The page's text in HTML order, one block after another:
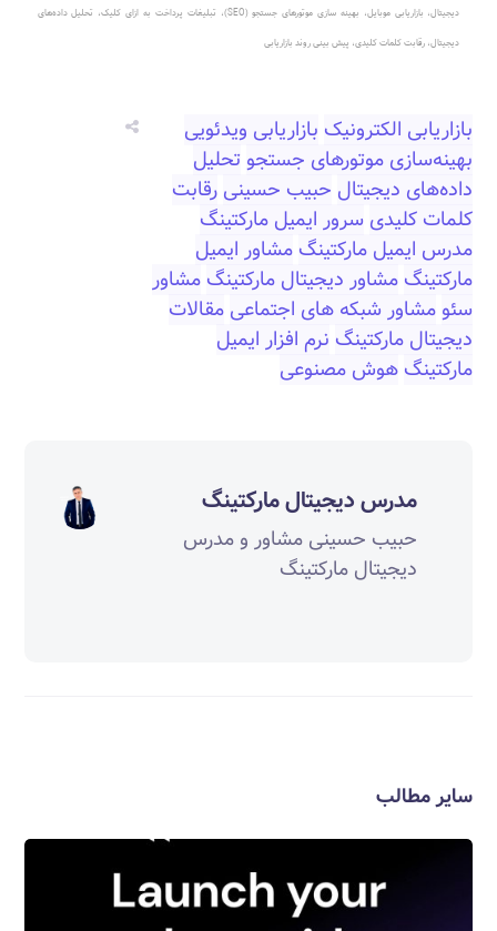
اجتماعی، ایمیل مارکتینگ، تجارت الکترونیک، تجربه کاربری (UX)، تجزیه و تحلیل داده‌ها، کسب و کار آنلاین،
رویدادهای آنلاین و تبلیغات، بازاریابی ویدئویی، روش‌های تبلیغات آنلاین، توسعه وبسایت، فروشگاه آنلاین، کارتابل
بازاریابی الکترونیکبازاریابی ویدئویی
بهینه‌سازی موتورهای جستجوتحلیل
داده‌های دیجیتالحبیب حسینی رقابت
کلمات کلیدیسرور ایمیل مارکتینگ
مدرس ایمیل مارکتینگ مشاور ایمیل
مارکتینگمشاور دیجیتال مارکتینگ
سئومشاور شبکه های اجتماعی
مدرس دیجیتال مارکتینگ
سایر مطالب